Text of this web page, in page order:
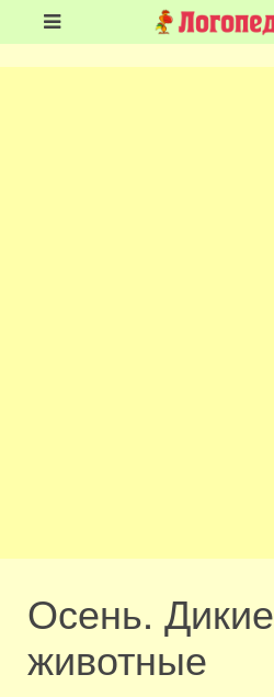
Осень. Дикие
животные